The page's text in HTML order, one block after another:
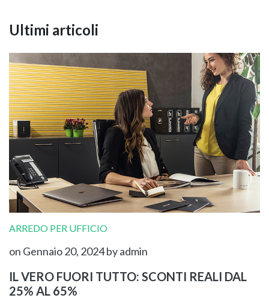
Ultimi articoli
ARREDO PER UFFICIO
on Gennaio 20, 2024by admin
IL VERO FUORI TUTTO: SCONTI REALI DAL
25% AL 65%